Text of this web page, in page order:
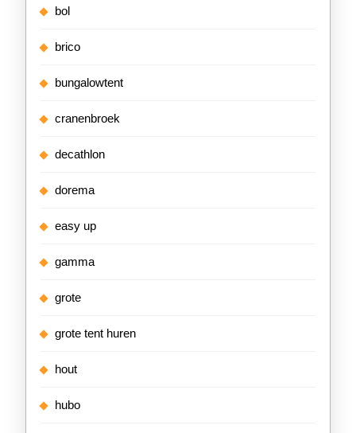
bol
brico
bungalowtent
cranenbroek
decathlon
dorema
easy up
gamma
grote
grote tent huren
hout
hubo